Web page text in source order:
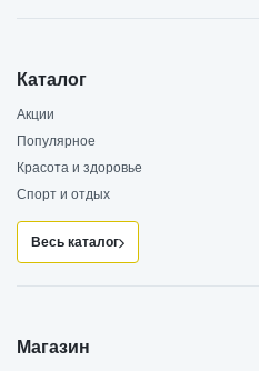
Каталог
Акции
Популярное
Красота и здоровье
Спорт и отдых
Весь каталог
Магазин